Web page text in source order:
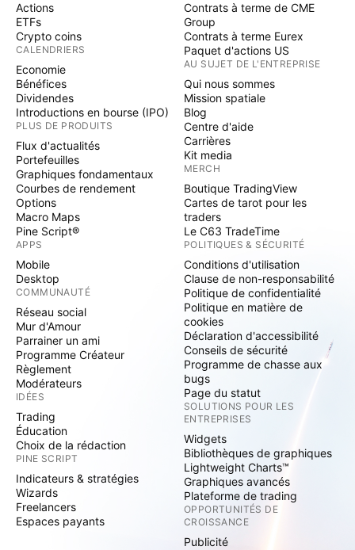
Actions
ETFs
Crypto coins
CALENDRIERS
Economie
Bénéfices
Dividendes
Introductions en bourse (IPO)
PLUS DE PRODUITS
Flux d'actualités
Portefeuilles
Graphiques fondamentaux
Courbes de rendement
Options
Macro Maps
Pine Script®
APPS
Mobile
Desktop
COMMUNAUTÉ
Réseau social
Mur d'Amour
Parrainer un ami
Programme Créateur
Règlement
Modérateurs
IDÉES
Trading
Éducation
Choix de la rédaction
PINE SCRIPT
Indicateurs & stratégies
Wizards
Freelancers
Espaces payants
Contrats à terme de CME
Group
Contrats à terme Eurex
Paquet d'actions US
AU SUJET DE L'ENTREPRISE
Qui nous sommes
Mission spatiale
Blog
Centre d'aide
Carrières
Kit media
MERCH
Boutique TradingView
Cartes de tarot pour les
traders
Le C63 TradeTime
POLITIQUES & SÉCURITÉ
Conditions d'utilisation
Clause de non-responsabilité
Politique de confidentialité
Politique en matière de
cookies
Déclaration d'accessibilité
Conseils de sécurité
Programme de chasse aux
bugs
Page du statut
SOLUTIONS POUR LES
ENTREPRISES
Widgets
Bibliothèques de graphiques
Lightweight Charts™
Graphiques avancés
Plateforme de trading
OPPORTUNITÉS DE
CROISSANCE
Publicité